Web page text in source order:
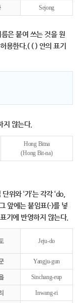
Sejong
은 붙여 쓰는 것을 원
용한다.( ( ) 안의 표기
지 않는다.
Hong Bitna
(Hong Bit-na)
위와 ‘가’는 각각 ‘do,
앞에는 붙임표(-)를 넣
기에 반영하지 않는다.
Jeju-do
Yangju-gun
Sinchang-eup
Inwang-ri